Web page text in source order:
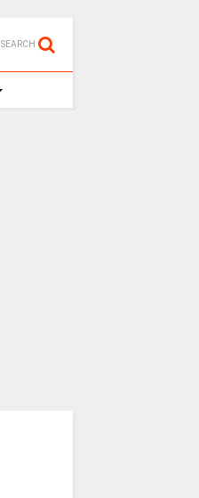
SEARCH